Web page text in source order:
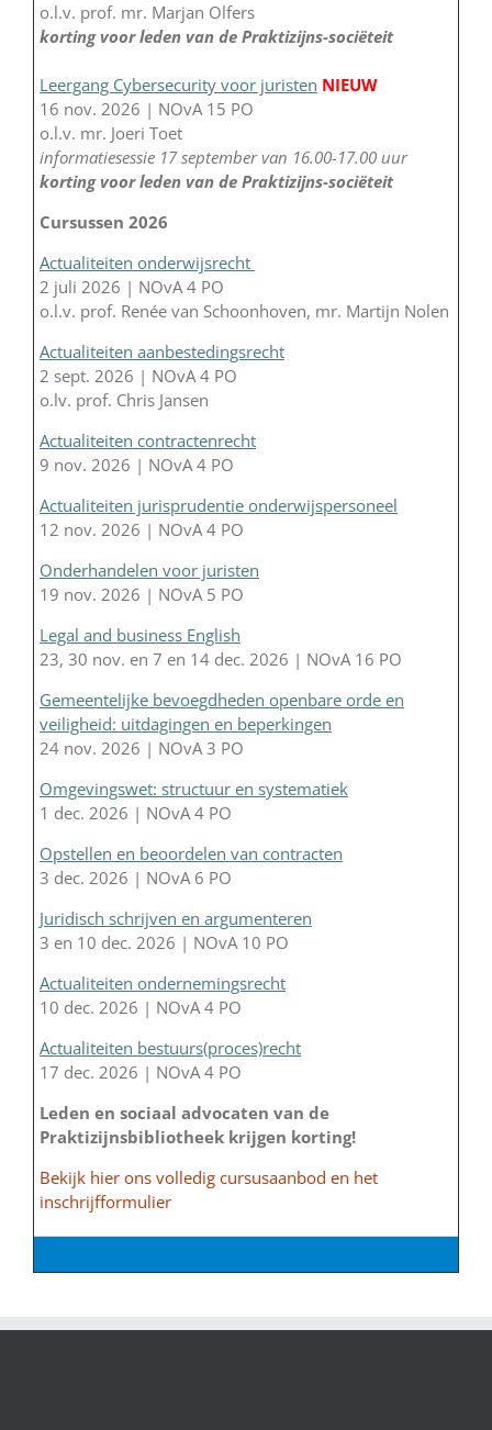
o.l.v. prof. mr. Marjan Olfers
korting voor leden van de Praktizijns-sociëteit
Leergang Cybersecurity voor juristen NIEUW
16 nov. 2026 | NOvA 15 PO
o.l.v. mr. Joeri Toet
informatiesessie 17 september van 16.00-17.00 uur
korting voor leden van de Praktizijns-sociëteit
Cursussen 2026
Actualiteiten onderwijsrecht
2 juli 2026 | NOvA 4 PO
o.l.v. prof. Renée van Schoonhoven, mr. Martijn Nolen
Actualiteiten aanbestedingsrecht
2 sept. 2026 | NOvA 4 PO
o.lv. prof. Chris Jansen
Actualiteiten contractenrecht
9 nov. 2026 | NOvA 4 PO
Actualiteiten jurisprudentie onderwijspersoneel
12 nov. 2026 | NOvA 4 PO
Onderhandelen voor juristen
19 nov. 2026 | NOvA 5 PO
Legal and business English
23, 30 nov. en 7 en 14 dec. 2026 | NOvA 16 PO
Gemeentelijke bevoegdheden openbare orde en
veiligheid: uitdagingen en beperkingen
24 nov. 2026 | NOvA 3 PO
Omgevingswet: structuur en systematiek
1 dec. 2026 | NOvA 4 PO
Opstellen en beoordelen van contracten
3 dec. 2026 | NOvA 6 PO
Juridisch schrijven en argumenteren
3 en 10 dec. 2026 | NOvA 10 PO
Actualiteiten ondernemingsrecht
10 dec. 2026 | NOvA 4 PO
Actualiteiten bestuurs(proces)recht
17 dec. 2026 | NOvA 4 PO
Leden en sociaal advocaten van de
Praktizijnsbibliotheek krijgen korting!
Bekijk hier ons volledig cursusaanbod en het
inschrijfformulier